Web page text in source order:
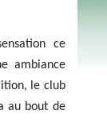
ce
ambiance
le club
au bout de